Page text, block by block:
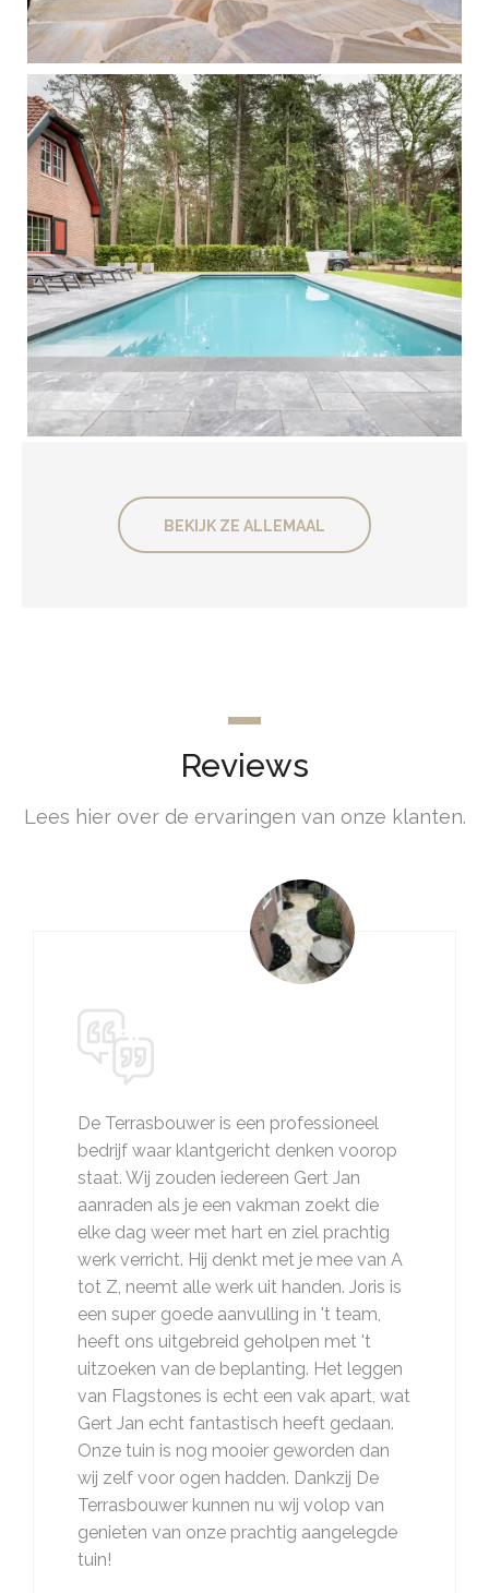
LEES MEER
Vakantieoord in eigen tuin
LEES MEER
BEKIJK ZE ALLEMAAL
Reviews
Lees hier over de ervaringen van onze klanten.
De Terrasbouwer is een professioneel
bedrijf waar klantgericht denken voorop
staat. Wij zouden iedereen Gert Jan
aanraden als je een vakman zoekt die
elke dag weer met hart en ziel prachtig
werk verricht. Hij denkt met je mee van A
tot Z, neemt alle werk uit handen. Joris is
een super goede aanvulling in 't team,
heeft ons uitgebreid geholpen met 't
uitzoeken van de beplanting. Het leggen
van Flagstones is echt een vak apart, wat
Gert Jan echt fantastisch heeft gedaan.
Onze tuin is nog mooier geworden dan
wij zelf voor ogen hadden. Dankzij De
Terrasbouwer kunnen nu wij volop van
genieten van onze prachtig aangelegde
tuin!